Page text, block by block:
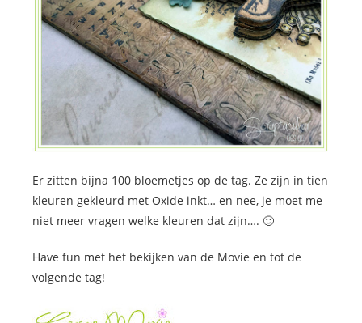
Er zitten bijna 100 bloemetjes op de tag. Ze zijn in tien
kleuren gekleurd met Oxide inkt… en nee, je moet me
niet meer vragen welke kleuren dat zijn…. 🙂
Have fun met het bekijken van de Movie en tot de
volgende tag!